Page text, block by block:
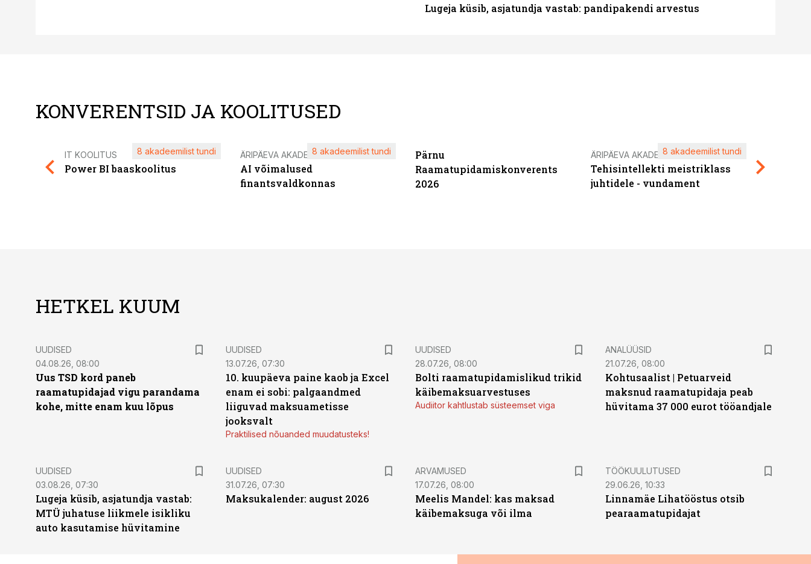
Lugeja küsib, asjatundja vastab: pandipakendi arvestus
KONVERENTSID JA KOOLITUSED
IT KOOLITUS
Power BI baaskoolitus
8 akadeemilist tundi ÄRIPÄEVA AKADEEMIA
AI võimalused
finantsvaldkonnas
8 akadeemilist tundi
Pärnu
Raamatupidamiskonverents
2026
ÄRIPÄEVA AKADEEMIA
Tehisintellekti meistriklass
juhtidele - vundament
8 akadeemilist tundi
HETKEL KUUM
UUDISED
04.08.26, 08:00
Uus TSD kord paneb
raamatupidajad vigu parandama
kohe, mitte enam kuu lõpus
UUDISED
13.07.26, 07:30
10. kuupäeva paine kaob ja Excel
enam ei sobi: palgaandmed
liiguvad maksuametisse
jooksvalt
Praktilised nõuanded muudatusteks!
UUDISED
28.07.26, 08:00
Bolti raamatupidamislikud trikid
käibemaksuarvestuses
Audiitor kahtlustab süsteemset viga
ANALÜÜSID
21.07.26, 08:00
Kohtusaalist | Petuarveid
maksnud raamatupidaja peab
hüvitama 37 000 eurot tööandjale
UUDISED
03.08.26, 07:30
Lugeja küsib, asjatundja vastab:
MTÜ juhatuse liikmele isikliku
auto kasutamise hüvitamine
UUDISED
31.07.26, 07:30
Maksukalender: august 2026
ARVAMUSED
17.07.26, 08:00
Meelis Mandel: kas maksad
käibemaksuga või ilma
ST
TÖÖKUULUTUSED
29.06.26, 10:33
Linnamäe Lihatööstus otsib
pearaamatupidajat